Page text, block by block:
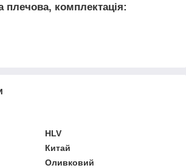
плечова, комплектація:
HLV
Китай
Оливковий